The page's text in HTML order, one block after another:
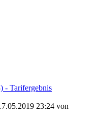
- Tarifergebnis
23:24 von